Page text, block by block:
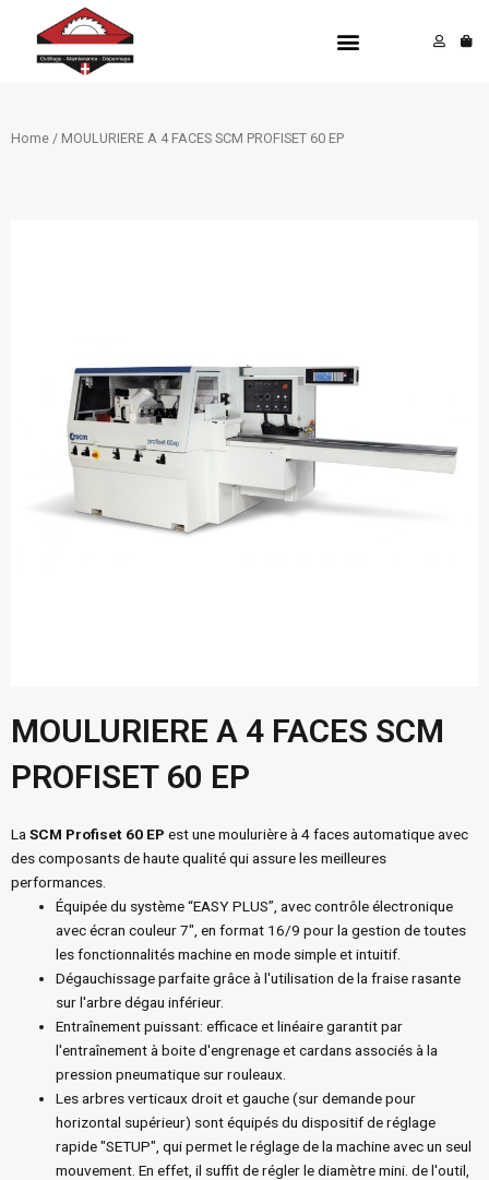
contenu
Menu
Home / MOULURIERE A 4 FACES SCM PROFISET 60 EP
MOULURIERE A 4 FACES SCM
PROFISET 60 EP
La SCM Profiset 60 EP est une moulurière à 4 faces automatique avec
des composants de haute qualité qui assure les meilleures
performances.
Équipée du système “EASY PLUS”, avec contrôle électronique
avec écran couleur 7", en format 16/9 pour la gestion de toutes
les fonctionnalités machine en mode simple et intuitif.
Dégauchissage parfaite grâce à l'utilisation de la fraise rasante
sur l'arbre dégau inférieur.
Entraînement puissant: efficace et linéaire garantit par
l'entraînement à boite d'engrenage et cardans associés à la
pression pneumatique sur rouleaux.
Les arbres verticaux droit et gauche (sur demande pour
horizontal supérieur) sont équipés du dispositif de réglage
rapide "SETUP", qui permet le réglage de la machine avec un seul
mouvement. En effet, il suffit de régler le diamètre mini. de l'outil,